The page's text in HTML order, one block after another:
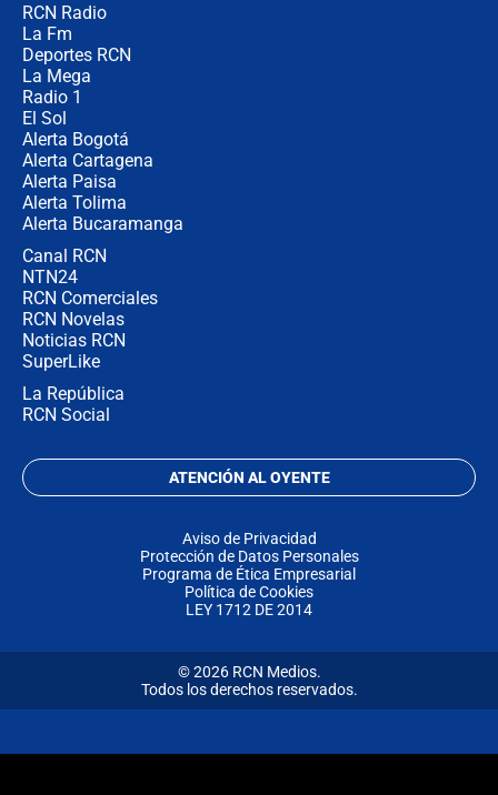
RCN Radio
La Fm
Deportes RCN
La Mega
Radio 1
El Sol
Alerta Bogotá
Alerta Cartagena
Alerta Paisa
Alerta Tolima
Alerta Bucaramanga
Canal RCN
NTN24
RCN Comerciales
RCN Novelas
Noticias RCN
SuperLike
La República
RCN Social
ATENCIÓN AL OYENTE
Aviso de Privacidad
Protección de Datos Personales
Programa de Ética Empresarial
Política de Cookies
LEY 1712 DE 2014
© 2026 RCN Medios.
Todos los derechos reservados.